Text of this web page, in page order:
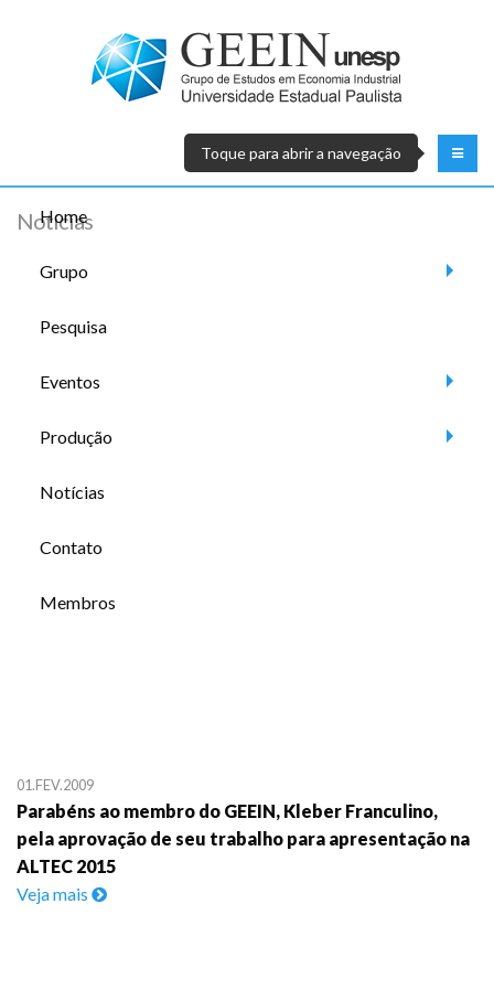
Toque para abrir a navegação
Home
Grupo
Pesquisa
Eventos
Produção
Notícias
Contato
Membros
Notícias
01.FEV.2009
Parabéns ao membro do GEEIN, Kleber Franculino,
pela aprovação de seu trabalho para apresentação na
ALTEC 2015
Veja mais